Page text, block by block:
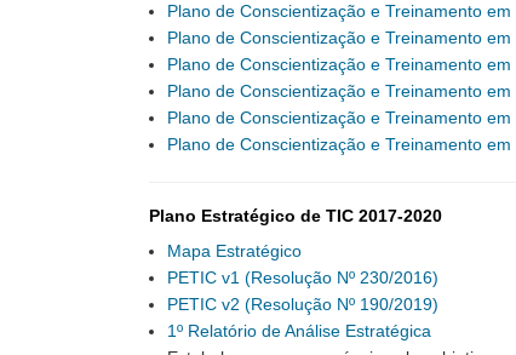
Plano de Conscientização e Treinamento
Plano de Conscientização e Treinamento
Plano de Conscientização e Treinamento
Plano de Conscientização e Treinamento
Plano de Conscientização e Treinamento
Plano de Conscientização e Treinamento
Plano Estratégico de TIC 2017-2020
Mapa Estratégico
PETIC v1 (Resolução Nº 230/2016)
PETIC v2 (Resolução Nº 190/2019)
1º Relatório de Análise Estratégica